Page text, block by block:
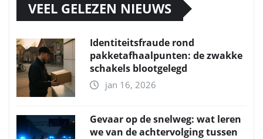
VEEL GELEZEN NIEUWS
Identiteitsfraude rond
pakketafhaalpunten: de zwakke
schakels blootgelegd
jan 16, 2026
Gevaar op de snelweg: wat leren
we van de achtervolging tussen